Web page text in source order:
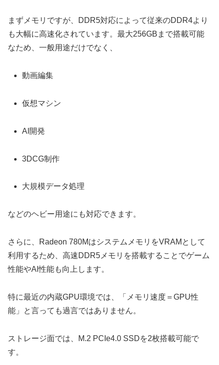
まずメモリですが、DDR5対応によって従来のDDR4より
も大幅に高速化されています。最大256GBまで搭載可能
なため、一般用途だけでなく、
動画編集
仮想マシン
AI開発
3DCG制作
大規模データ処理
などのヘビー用途にも対応できます。
さらに、Radeon 780MはシステムメモリをVRAMとして
利用するため、高速DDR5メモリを搭載することでゲーム
性能やAI性能も向上します。
特に最近の内蔵GPU環境では、「メモリ速度＝GPU性
能」と言っても過言ではありません。
ストレージ面では、M.2 PCIe4.0 SSDを2枚搭載可能で
す。